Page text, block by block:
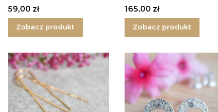
Cena
59,00 zł
Zobacz produkt
Cena
165,00 zł
Zobacz produkt